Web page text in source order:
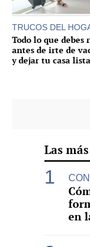
TRUCOS DEL
Todo lo que debes
antes de irte de
y dejar tu casa lista
Las
en